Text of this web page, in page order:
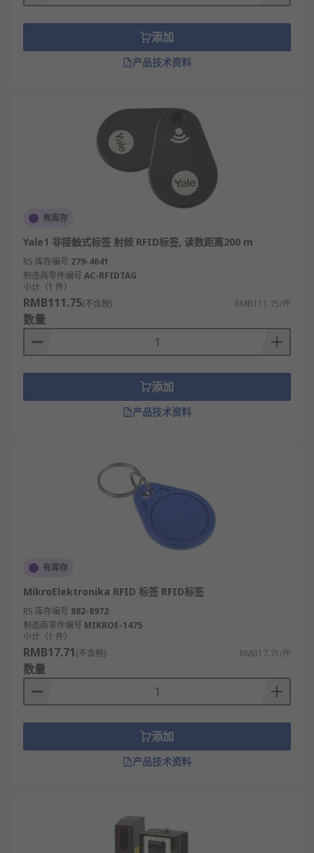
添加
产品技术资料
有库存
Yale1 非接触式标签 射频 RFID标签, 读数距离200 m
RS 库存编号 279-4641
制造商零件编号 AC-RFIDTAG
小计（1 件）
RMB111.75(不含税) RMB111.75/件
数量
添加
产品技术资料
有库存
MikroElektronika RFID 标签 RFID标签
RS 库存编号 882-8972
制造商零件编号 MIKROE-1475
小计（1 件）
RMB17.71(不含税) RMB17.71/件
数量
添加
产品技术资料